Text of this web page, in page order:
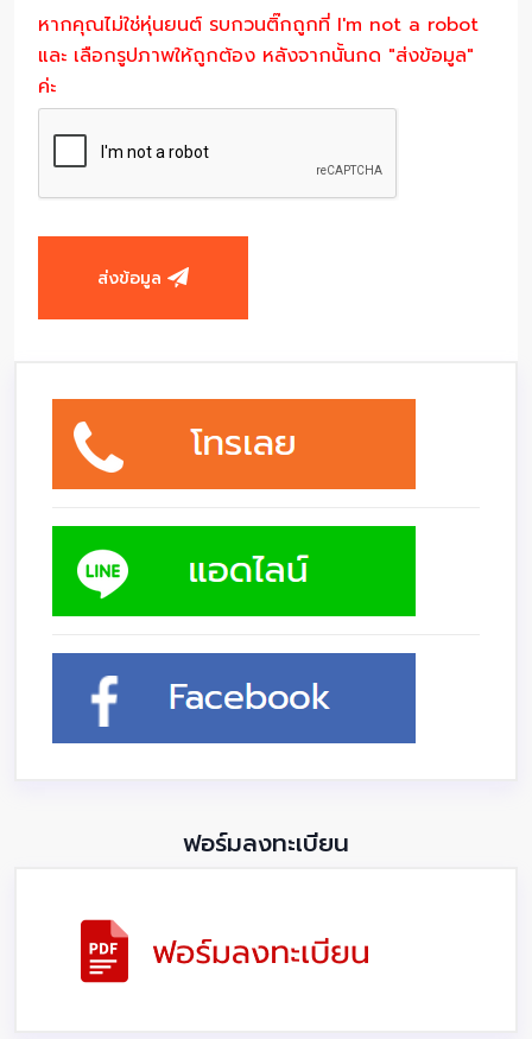
หากคุณไม่ใช่หุ่นยนต์ รบกวนติ๊กถูกที่ I'm not a robot
และ เลือกรูปภาพให้ถูกต้อง หลังจากนั้นกด "ส่งข้อมูล"
ค่ะ
ส่งข้อมูล
ฟอร์มลงทะเบียน